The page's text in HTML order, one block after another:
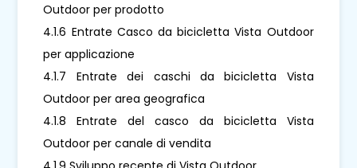
Outdoor per prodotto
4.1.6 Entrate Casco da bicicletta Vista Outdoor
per applicazione
4.1.7 Entrate dei caschi da bicicletta Vista
Outdoor per area geografica
4.1.8 Entrate del casco da bicicletta Vista
Outdoor per canale di vendita